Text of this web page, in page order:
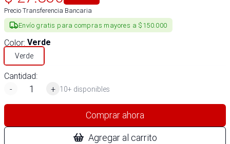
Precio Transferencia Bancaria
Envío gratis para compras mayores a $150.000
Color: Verde
Verde
Cantidad:
-
+ 10+ disponibles
Comprar ahora
Agregar al carrito